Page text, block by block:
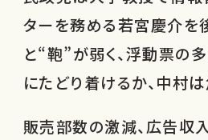
ターを務める若宮慶介を
と“鞄”が弱く、浮動票の
にたどり着けるか、中村
販売部数の激減、広告収